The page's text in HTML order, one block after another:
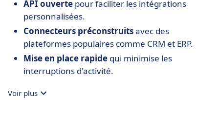
API ouverte pour faciliter les intégrations
personnalisées.
Connecteurs préconstruitsavec des
plateformes populaires comme CRM et ERP.
Mise en place rapide qui minimise les
interruptions d'activité.
Voir plus